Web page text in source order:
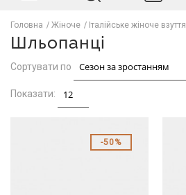
Головна Жіноче Італійське жіноче взуття
Шльопанці
Сортувати по
Показати:
50%